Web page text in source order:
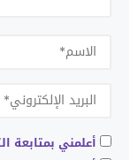
أعلمني بمتابعة